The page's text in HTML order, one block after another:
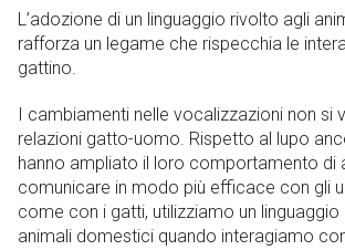
L’adozione di un linguaggio rivolto agli
rafforza un legame che rispecchia le
gattino.
I cambiamenti nelle vocalizzazioni non si
relazioni gatto-uomo. Rispetto al lupo
hanno ampliato il loro comportamento di
comunicare in modo più efficace con gli
come con i gatti, utilizziamo un
animali domestici quando interagiamo